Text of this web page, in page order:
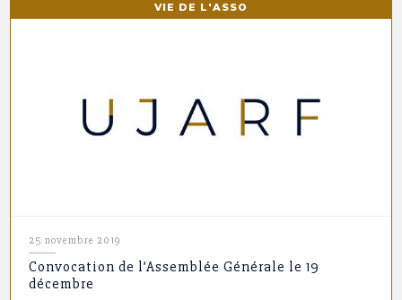
VIE DE L'ASSO
25 novembre 2019
Convocation de l’Assemblée Générale le 19
décembre